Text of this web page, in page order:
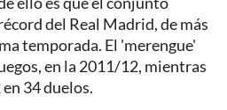
del Real Madrid, de más
temporada. El 'merengue'
en la 2011/12, mientras
34 duelos.